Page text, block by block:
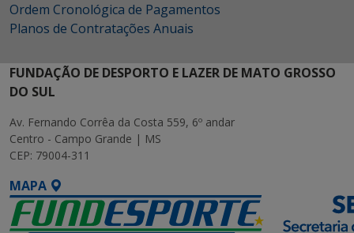
Ordem Cronológica de Pagamentos
Planos de Contratações Anuais
FUNDAÇÃO DE DESPORTO E LAZER DE MATO GROSSO
DO SUL
Av. Fernando Corrêa da Costa 559, 6º andar
Centro - Campo Grande | MS
CEP: 79004-311
MAPA